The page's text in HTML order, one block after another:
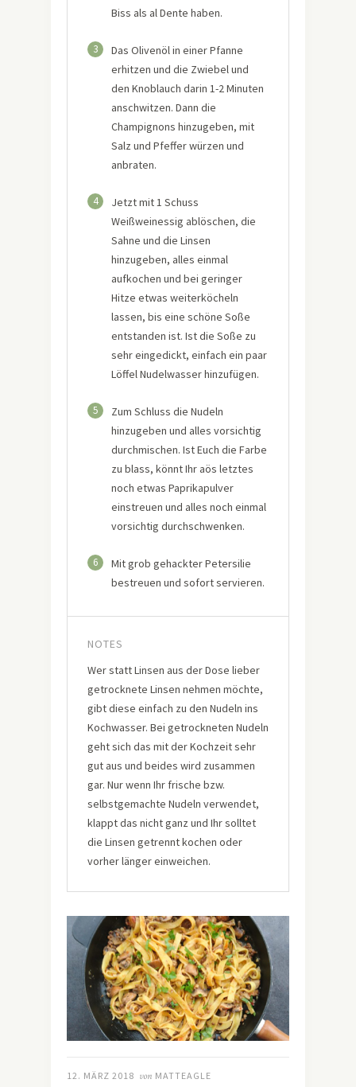
Biss als al Dente haben.
3
Das Olivenöl in einer Pfanne
erhitzen und die Zwiebel und
den Knoblauch darin 1-2 Minuten
anschwitzen. Dann die
Champignons hinzugeben, mit
Salz und Pfeffer würzen und
anbraten.
4
Jetzt mit 1 Schuss
Weißweinessig ablöschen, die
Sahne und die Linsen
hinzugeben, alles einmal
aufkochen und bei geringer
Hitze etwas weiterköcheln
lassen, bis eine schöne Soße
entstanden ist. Ist die Soße zu
sehr eingedickt, einfach ein paar
Löffel Nudelwasser hinzufügen.
5
Zum Schluss die Nudeln
hinzugeben und alles vorsichtig
durchmischen. Ist Euch die Farbe
zu blass, könnt Ihr aös letztes
noch etwas Paprikapulver
einstreuen und alles noch einmal
vorsichtig durchschwenken.
6
Mit grob gehackter Petersilie
bestreuen und sofort servieren.
NOTES
Wer statt Linsen aus der Dose lieber
getrocknete Linsen nehmen möchte,
gibt diese einfach zu den Nudeln ins
Kochwasser. Bei getrockneten Nudeln
geht sich das mit der Kochzeit sehr
gut aus und beides wird zusammen
gar. Nur wenn Ihr frische bzw.
selbstgemachte Nudeln verwendet,
klappt das nicht ganz und Ihr solltet
die Linsen getrennt kochen oder
vorher länger einweichen.
12. MÄRZ 2018 von MATTEAGLE